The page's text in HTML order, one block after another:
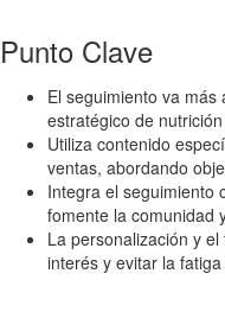
Punto Clave
El seguimiento va
estratégico de
Utiliza contenido
ventas, abordando
Integra el seguimiento
fomente la comunidad
La personalización y
interés y evitar la